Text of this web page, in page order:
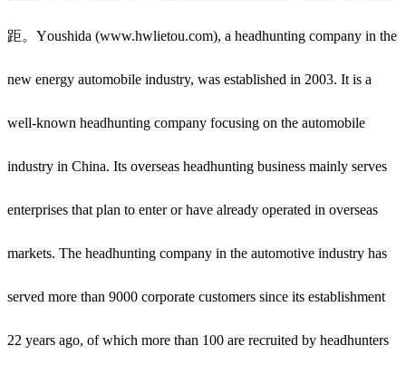
距。 Youshida (www.hwlietou.com), a headhunting company in the
new energy automobile industry, was established in 2003. It is a
well-known headhunting company focusing on the automobile
industry in China. Its overseas headhunting business mainly serves
enterprises that plan to enter or have already operated in overseas
markets. The headhunting company in the automotive industry has
served more than 9000 corporate customers since its establishment
22 years ago, of which more than 100 are recruited by headhunters